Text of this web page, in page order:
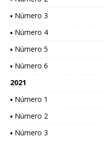
▪ Número 3
▪ Número 4
▪ Número 5
▪ Número 6
2021
▪ Número 1
▪ Número 2
▪ Número 3